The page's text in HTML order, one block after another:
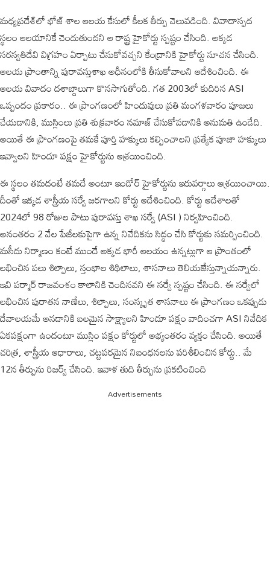
మధ్యప్రదేశ్‍లో భోజ్ శాల ఆలయ కేసులో కీలక తీర్పు వెలువడింది. వివాదాస్పద
స్థలం ఆలయానికే చెందుతుందని ఆ రాష్ట్ర హైకోర్టు స్పష్టం చేసింది. అక్కడ
సరస్వతిదేవి విగ్రహం ఏర్పాటు చేసుకోవచ్చని కేంద్రానికి హైకోర్టు సూచన చేసింది.
ఆలయ ప్రాంతాన్ని పురావస్తుశాఖ అధీనంలోకి తీసుకోవాలని ఆదేశించింది. ఈ
ఆలయ వివాదం దశాబ్దాలుగా కొనసాగుతోంది. గత 2003లో కుదిరిన ASI
ఒప్పందం ప్రకారం.. ఈ ప్రాంగణంలో హిందువులు ప్రతి మంగళవారం పూజలు
చేయడానికి, ముస్లింలు ప్రతి శుక్రవారం నమాజ్ చేసుకోవడానికి అనుమతి ఉండేది.
అయితే ఈ ప్రాంగణంపై తమకే పూర్తి హక్కులు కల్పించాలని ప్రత్యేక పూజా హక్కులు
ఇవ్వాలని హిందూ పక్షం హైకోర్టును ఆశ్రయించింది.
ఈ స్థలం తమదంటే తమదే అంటూ ఇండోర్ హైకోర్టును ఇరువర్గాలు ఆశ్రయించాయి.
దీంతో ఇక్కడ శాస్త్రీయ సర్వే జరగాలని కోర్టు ఆదేశించింది. కోర్టు ఆదేశాలతో
2024లో 98 రోజుల పాటు పురావస్తు శాఖ సర్వే (ASI ) నిర్వహించింది.
అనంతరం 2 వేల పేజీలకుపైగా ఉన్న నివేదికను సిద్ధం చేసి కోర్టుకు సమర్పించింది.
మసీదు నిర్మాణం కంటే ముందే అక్కడ భారీ ఆలయం ఉన్నట్లుగా ఆ ప్రాంతంలో
లభించిన పలు శిల్పాలు, స్తంభాల శిథిలాలు, శాసనాలు తెలియజేస్తున్నాయన్నారు.
ఇవి పర్మార్‌ రాజవంశం కాలానికి చెందినవని ఈ సర్వే స్పష్టం చేసింది. ఈ సర్వేలో
లభించిన పురాతన నాణేలు, శిల్పాలు, సంస్కృత శాసనాలు ఈ ప్రాంగణం ఒకప్పుడు
దేవాలయమే అనడానికి బలమైన సాక్ష్యాలని హిందూ పక్షం వాదించగా ASI నివేదిక
ఏకపక్షంగా ఉందంటూ ముస్లిం పక్షం కోర్టులో అభ్యంతరం వ్యక్తం చేసింది. అయితే
చరిత్ర, శాస్త్రీయ ఆధారాలు, చట్టపరమైన నిబంధనలను పరిశీలించిన కోర్టు.. మే
12న తీర్పును రిజర్వ్ చేసింది. ఇవాళ తుది తీర్పును ప్రకటించింది
Advertisements